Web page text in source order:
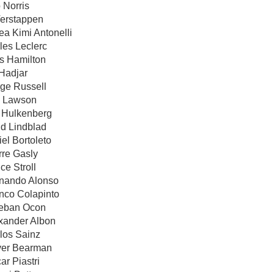
Norris
Kimi Antonelli
Leclerc
Hamilton
Russell
Lawson
Lindblad
Bortoleto
Gasly
Stroll
Alonso
Colapinto
Ocon
Albon
Sainz
Bearman
Piastri